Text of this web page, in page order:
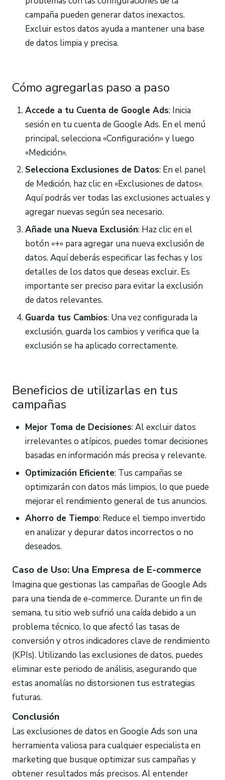
campaña pueden generar datos inexactos.
Excluir estos datos ayuda a mantener una base
de datos limpia y precisa.
Cómo agregarlas paso a paso
Accede a tu Cuenta de Google Ads: Inicia
sesión en tu cuenta de Google Ads. En el menú
principal, selecciona «Configuración» y luego
«Medición».
Selecciona Exclusiones de Datos: En el panel
de Medición, haz clic en «Exclusiones de datos».
Aquí podrás ver todas las exclusiones actuales y
agregar nuevas según sea necesario.
Añade una Nueva Exclusión: Haz clic en el
botón «+» para agregar una nueva exclusión de
datos. Aquí deberás especificar las fechas y los
detalles de los datos que deseas excluir. Es
importante ser preciso para evitar la exclusión
de datos relevantes.
Guarda tus Cambios: Una vez configurada la
exclusión, guarda los cambios y verifica que la
exclusión se ha aplicado correctamente.
Beneficios de utilizarlas en tus
campañas
Mejor Toma de Decisiones: Al excluir datos
irrelevantes o atípicos, puedes tomar decisiones
basadas en información más precisa y relevante.
Optimización Eficiente: Tus campañas se
optimizarán con datos más limpios, lo que puede
mejorar el rendimiento general de tus anuncios.
Ahorro de Tiempo: Reduce el tiempo invertido
en analizar y depurar datos incorrectos o no
deseados.
Caso de Uso: Una Empresa de E-commerce
Imagina que gestionas las campañas de Google Ads
para una tienda de e-commerce. Durante un fin de
semana, tu sitio web sufrió una caída debido a un
problema técnico, lo que afectó las tasas de
conversión y otros indicadores clave de rendimiento
(KPIs). Utilizando las exclusiones de datos, puedes
eliminar este periodo de análisis, asegurando que
estas anomalías no distorsionen tus estrategias
futuras.
Conclusión
Las exclusiones de datos en Google Ads son una
herramienta valiosa para cualquier especialista en
marketing que busque optimizar sus campañas y
obtener resultados más precisos. Al entender